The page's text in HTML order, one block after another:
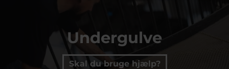
Undergulve
Skal du bruge hjælp?